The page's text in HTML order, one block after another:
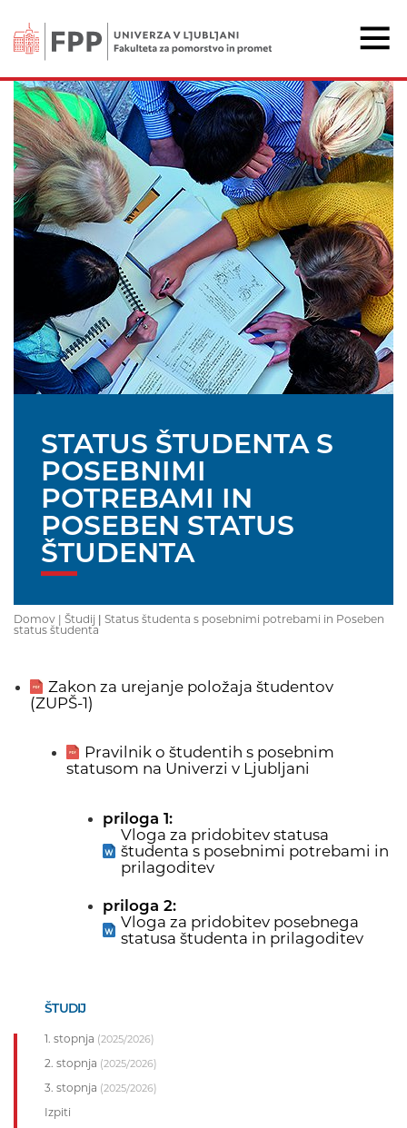
STATUS ŠTUDENTA S
POSEBNIMI
POTREBAMI IN
POSEBEN STATUS
ŠTUDENTA
Domov | Študij | Status študenta s posebnimi potrebami in Poseben
status študenta
Zakon za urejanje položaja študentov
(ZUPŠ-1)
Pravilnik o študentih s posebnim
statusom na Univerzi v Ljubljani
priloga 1:
Vloga za pridobitev statusa
študenta s posebnimi potrebami in
prilagoditev
priloga 2:
Vloga za pridobitev posebnega
statusa študenta in prilagoditev
ŠTUDIJ
1. stopnja (2025/2026)
2. stopnja (2025/2026)
3. stopnja (2025/2026)
Izpiti